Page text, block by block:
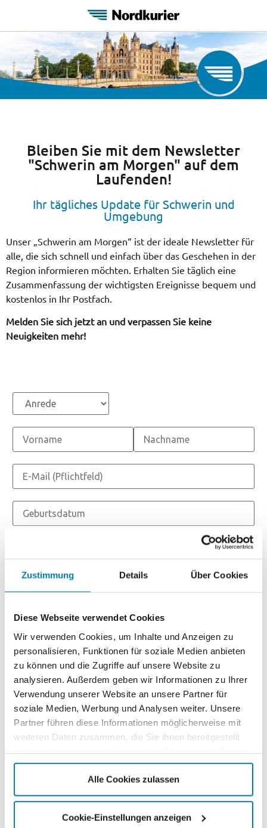
Zustimmung Details Über Cookies
Diese Webseite verwendet Cookies
Wir verwenden Cookies, um Inhalte und Anzeigen zu
personalisieren, Funktionen für soziale Medien anbieten
zu können und die Zugriffe auf unsere Website zu
analysieren. Außerdem geben wir Informationen zu Ihrer
Verwendung unserer Website an unsere Partner für
soziale Medien, Werbung und Analysen weiter. Unsere
Partner führen diese Informationen möglicherweise mit
weiteren Daten zusammen, die Sie ihnen bereitgestellt
gesammelt haben.
Alle Cookies zulassen
Cookie-Einstellungen anzeigen
Bleiben Sie mit dem Newsletter
"Schwerin am Morgen" auf dem
Laufenden!
Ihr tägliches Update für Schwerin und
Umgebung
Unser „Schwerin am Morgen“ ist der ideale Newsletter für
alle, die sich schnell und einfach über das Geschehen in der
Region informieren möchten. Erhalten Sie täglich eine
Zusammenfassung der wichtigsten Ereignisse bequem und
kostenlos in Ihr Postfach.
Melden Sie sich jetzt an und verpassen Sie keine
Neuigkeiten mehr!
Ich willige ein, dass die zur SV Gruppe gehörenden
Unternehmenmich per E-Mail, über Angebote, Waren,
diesen Themen informieren dürfen. Eine Weitergabe der
kann jederzeit mit Wirkung für die Zukunft per E-Mail an
datenschutz@sv-gruppe.de oder über den Abmeldelink
am Ende jeder E-Mail widerrufen werden. Die
Rechtmäßigkeit der bis zum Widerruf erfolgten
Verarbeitung bleibt unberührt.
Mit Ihrer Zustimmung zum Erhalt unseres auf Ihre
verarbeitet die Nordkurier Mediengruppe GmbH &
Co. KG Ihre E-Mail-Adresse und Ihren Namen zum
Zweck des Newsletterversands. Ihr Nutzerverhalten
mobilen Apps, in E-Mailings und Newslettern wird